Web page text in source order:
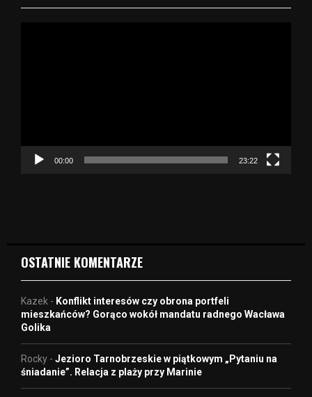
c
00:00 23:22
OSTATNIE KOMENTARZE
Kazek - Konflikt interesów czy obrona portfeli
mieszkańców? Gorąco wokół mandatu radnego Wacława
Golika
Rocky - Jezioro Tarnobrzeskie w piątkowym „Pytaniu na
śniadanie”. Relacja z plaży przy Marinie